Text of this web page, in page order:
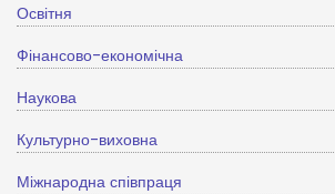
Освітня
Фінансово-економічна
Наукова
Культурно-виховна
Міжнародна співпраця